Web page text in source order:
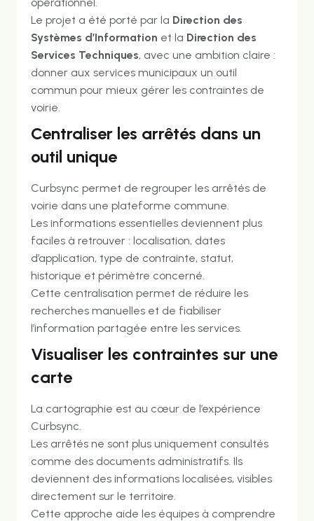
Le projet a été porté par la Direction des
Systèmes d’Information et la Direction des
Services Techniques, avec une ambition claire :
donner aux services municipaux un outil
commun pour mieux gérer les contraintes de
voirie.
Centraliser les arrêtés dans un
outil unique
Curbsync permet de regrouper les arrêtés de
voirie dans une plateforme commune.
Les informations essentielles deviennent plus
faciles à retrouver : localisation, dates
d’application, type de contrainte, statut,
historique et périmètre concerné.
Cette centralisation permet de réduire les
recherches manuelles et de fiabiliser
l’information partagée entre les services.
Visualiser les contraintes sur une
carte
La cartographie est au cœur de l’expérience
Curbsync.
Les arrêtés ne sont plus uniquement consultés
comme des documents administratifs. Ils
deviennent des informations localisées, visibles
directement sur le territoire.
Cette approche aide les équipes à comprendre